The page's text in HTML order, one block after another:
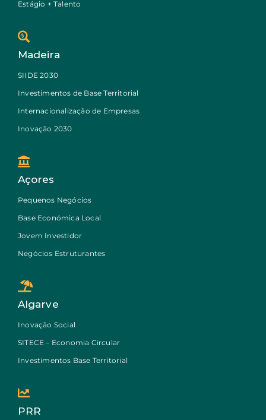
Estágio + Talento
Madeira
SIIDE 2030
Investimentos de Base Territorial
Internacionalização de Empresas
Inovação 2030
Açores
Pequenos Negócios
Base Económica Local
Jovem Investidor
Negócios Estruturantes
Algarve
Inovação Social
SITECE – Economia Circular
Investimentos Base Territorial
PRR